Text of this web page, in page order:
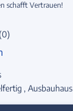
schafft Vertrauen!
(0)
Ausbauhaus